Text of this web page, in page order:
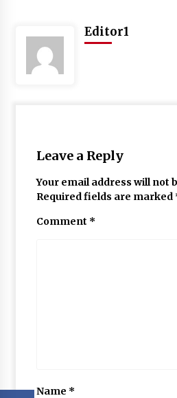
Editor1
Leave a Reply
Your email address will not
Required fields are marked
Comment *
Name *